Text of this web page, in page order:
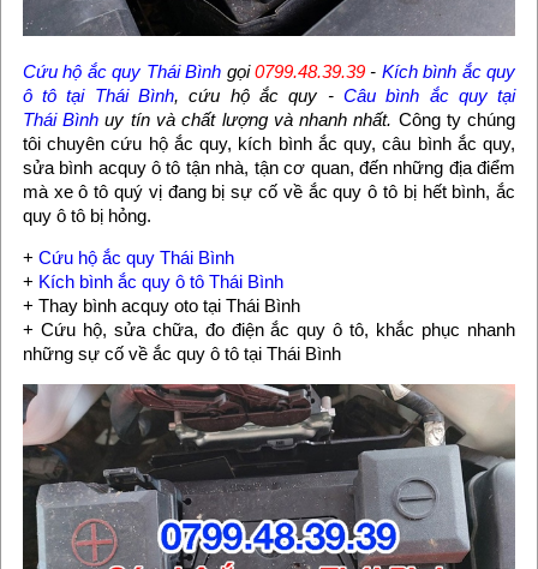
Cứu hộ ắc quy Thái Bình gọi0799.48.39.39- Kích bình ắc quy
ô tô tại Thái Bình, cứu hộ ắc quy - Câu bình ắc quy tại
Thái Bình uy tín và chất lượng và nhanh nhất. Công ty chúng
tôi chuyên cứu hộ ắc quy, kích bình ắc quy, câu bình ắc quy,
sửa bình acquy ô tô tận nhà, tận cơ quan, đến những địa điểm
mà xe ô tô quý vị đang bị sự cố về ắc quy ô tô bị hết bình, ắc
quy ô tô bị hỏng.
+ Cứu hộ ắc quy Thái Bình
+ Kích bình ắc quy ô tô Thái Bình
+ Thay bình acquy oto tại Thái Bình
+ Cứu hộ, sửa chữa, đo điện ắc quy ô tô, khắc phục nhanh
những sự cố về ắc quy ô tô tại Thái Bình